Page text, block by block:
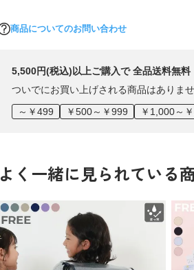
商品についてのお問い合わせ
5,500円(税込)以上ご購入で 全品送料無料
ついでにお買い上げされる商品はありま
～￥499
￥500～￥999 ￥1,000～
よく一緒に見られている